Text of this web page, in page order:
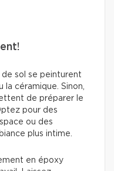
sol se peinturent
céramique. Sinon,
de préparer le
pour des
ou des
plus intime.
en époxy